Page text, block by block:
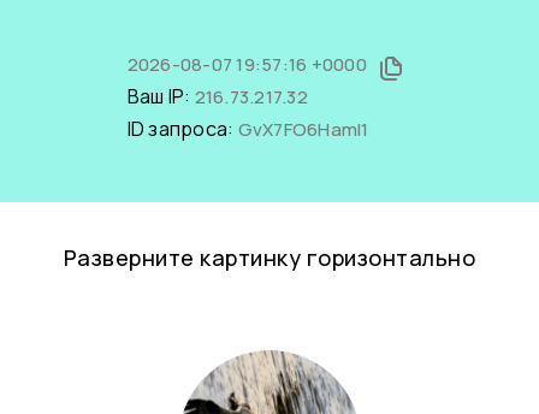
2026-08-07 19:57:16 +0000
Ваш IP: 216.73.217.32
ID запроса: GvX7FO6HamI1
Разверните картинку горизонтально